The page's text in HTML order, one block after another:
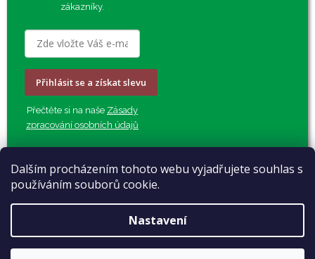
Dalším procházením tohoto webu vyjadřujete souhlas s
používáním souborů cookie.
Nastavení
zákazníky.
Přihlásit se a získat slevu
Přečtěte si na naše Zásady
zpracování osobních údajů